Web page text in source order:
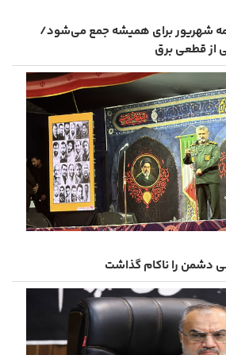
شهریور برای همیشه جمع می‌شود/
دشمن را ناکام گذاشت